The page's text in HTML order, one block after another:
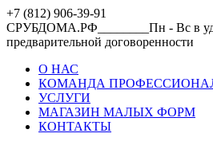
+7 (812) 906-39-91
СРУБДОМА.РФ________Пн - Вс в
предварительной договоренности
О НАС
КОМАНДА
УСЛУГИ
МАГАЗИН МАЛЫХ ФОРМ
КОНТАКТЫ